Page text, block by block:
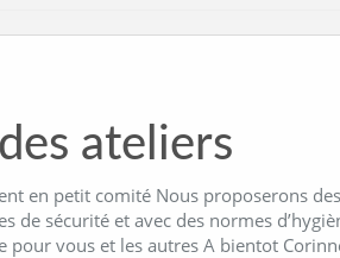
ateliers
en petit comité Nous proposerons
de sécurité et avec des normes
pour vous et les autres A bientot